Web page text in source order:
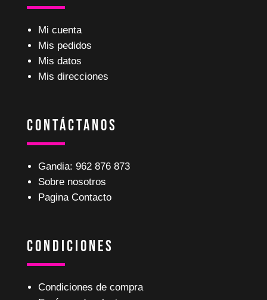
Mi cuenta
Mis pedidos
Mis datos
Mis direcciones
Contáctanos
Gandia: 962 876 873
Sobre nosotros
Pagina Contacto
Condiciones
Condiciones de compra